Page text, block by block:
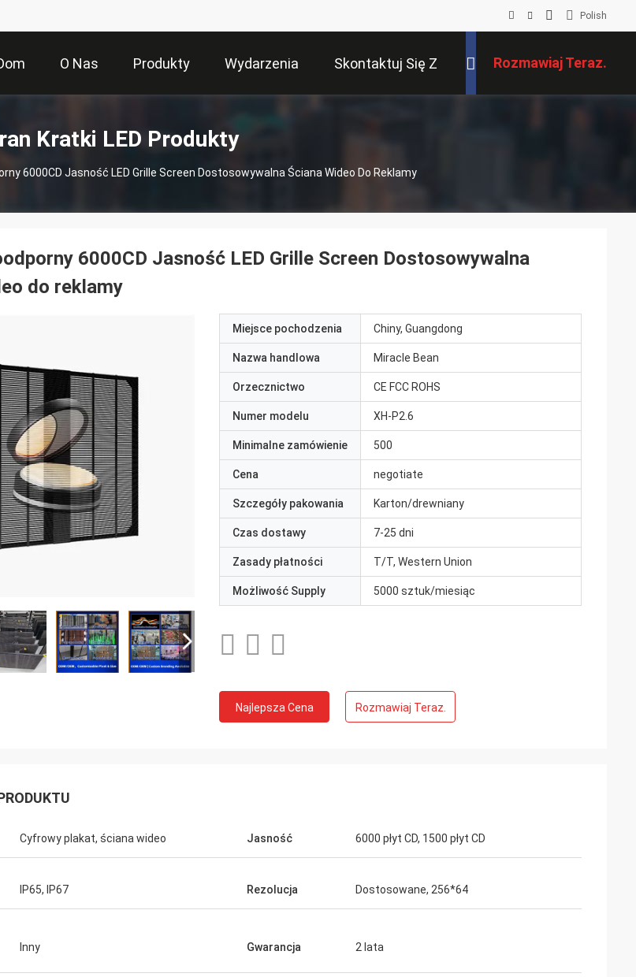
Polish
O Nas Produkty Wydarzenia Skontaktuj Się Z Rozmawiaj Teraz.
Kratki LED Produkty
6000CD Jasność LED Grille Screen Dostosowywalna Ściana Wideo Do Reklamy
6000CD Jasność LED Grille Screen Dostosowywalna
do reklamy
Miejsce pochodzenia Chiny, Guangdong
Nazwa handlowa Miracle Bean
Orzecznictwo CE FCC ROHS
Numer modelu XH-P2.6
Minimalne zamówienie 500
Cena negotiate
Szczegóły pakowania Karton/drewniany
Czas dostawy 7-25 dni
Zasady płatności T/T, Western Union
Możliwość Supply 5000 sztuk/miesiąc
Najlepsza Cena Rozmawiaj Teraz.
Cyfrowy plakat, ściana wideo Jasność 6000 płyt CD, 1500 płyt CD
IP65, IP67 Rezolucja Dostosowane, 256*64
Inny Gwarancja 2 lata